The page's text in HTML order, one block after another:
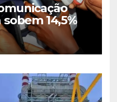
14,5%
Kz em